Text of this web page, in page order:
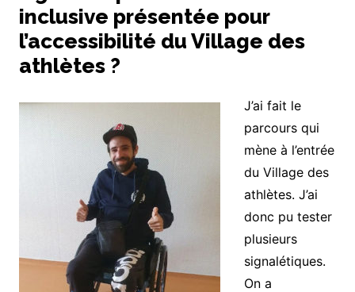
inclusive présentée pour
l’accessibilité du Village des
athlètes ?
J’ai fait le
parcours qui
mène à l’entrée
du Village des
athlètes. J’ai
donc pu tester
plusieurs
signalétiques.
On a